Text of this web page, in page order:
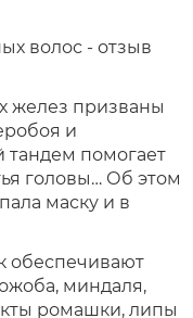
желез призваны
и
тандем помогает
головы… Об этом
маску и в
обеспечивают
миндаля,
ромашки, липы